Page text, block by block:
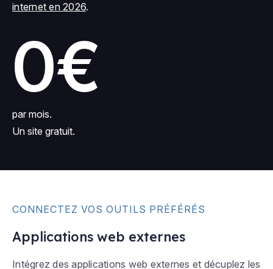
internet en 2026.
0€
par mois.
Un site gratuit.
CONNECTEZ VOS OUTILS PRÉFÉRÉS
Applications web externes
Intégrez des applications web externes et décuplez les